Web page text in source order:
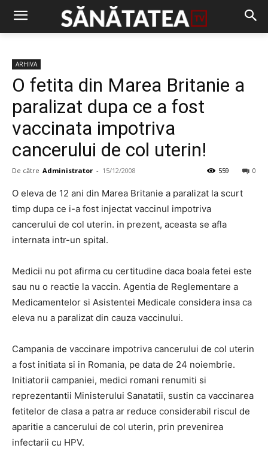
ARHIVA
O fetita din Marea Britanie a
paralizat dupa ce a fost
vaccinata impotriva
cancerului de col uterin!
De către Administrator - 15/12/2008 0
559
O eleva de 12 ani din Marea Britanie a paralizat la scurt
timp dupa ce i-a fost injectat vaccinul impotriva
cancerului de col uterin. in prezent, aceasta se afla
internata intr-un spital.
Medicii nu pot afirma cu certitudine daca boala fetei este
sau nu o reactie la vaccin. Agentia de Reglementare a
Medicamentelor si Asistentei Medicale considera insa ca
eleva nu a paralizat din cauza vaccinului.
Campania de vaccinare impotriva cancerului de col uterin
a fost initiata si in Romania, pe data de 24 noiembrie.
Initiatorii campaniei, medici romani renumiti si
reprezentantii Ministerului Sanatatii, sustin ca vaccinarea
fetitelor de clasa a patra ar reduce considerabil riscul de
aparitie a cancerului de col uterin, prin prevenirea
infectarii cu HPV.